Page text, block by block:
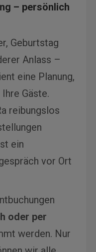
– persönlich
Geburtstag
Anlass –
eine Planung,
Gäste.
reibungslos
ein
vor Ort
oder per
werden. Nur